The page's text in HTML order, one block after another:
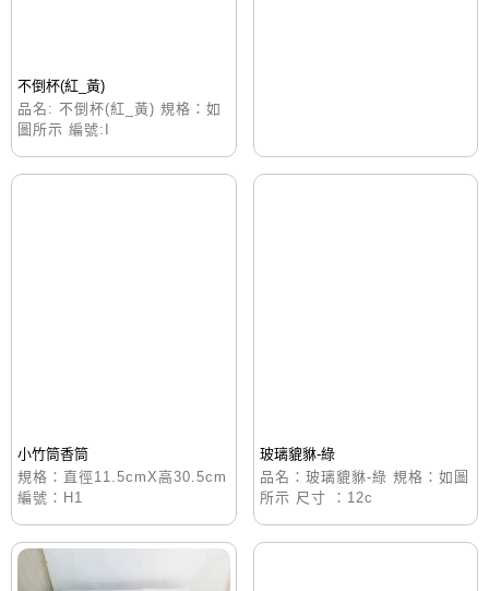
不倒杯(紅_黃)
品名: 不倒杯(紅_黃) 規格：如
圖所示 編號:I
小竹筒香筒
規格：直徑11.5cmX高30.5cm
編號：H1
玻璃貔貅-綠
品名：玻璃貔貅-綠 規格：如圖
所示 尺寸 ：12c